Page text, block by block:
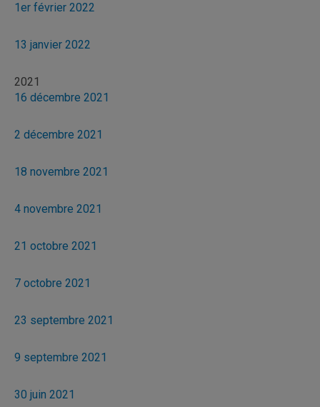
1er février 2022
13 janvier 2022
2021
16 décembre 2021
2 décembre 2021
18 novembre 2021
4 novembre 2021
21 octobre 2021
7 octobre 2021
23 septembre 2021
9 septembre 2021
30 juin 2021